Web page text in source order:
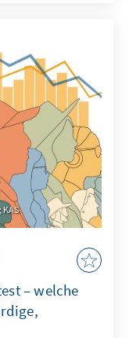
in
von
wird.
– welche